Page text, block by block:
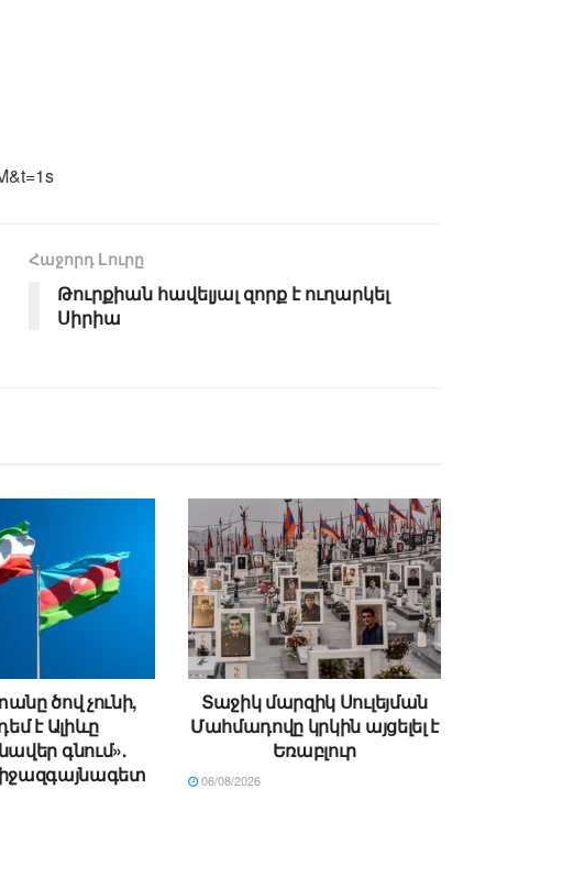
Հաջորդ Lուրը
Թուրքիան հավելյալ զորք է ուղարկել
Սիրիա
ծով չունի,
է Ալիևը
գնում».
Տաջիկ մարզիկ Սուլեյման
Մահմադովը կրկին այցելել է
Եռաբլուր
06/08/2026